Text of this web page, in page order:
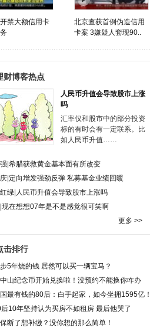
禁大额信用卡
北京查获首例伪造信用
卡案 3嫌疑人套现90..
财博客热点
人民币升值会导致股市上涨
吗
汇率仅和股市中的部分投资
标的有时会有一定联系。比
如人民币升值……
希腊获救黄金基本面有所改变
定向增发强劲反弹 私募基金业绩回暖
绿 人民币升值会导致股市上涨吗
现在想想07年是不是感觉很可笑啊
更多 >>
击排行
5年烧的钱 居然可以买一辆宝马？
山纪念币开始兑换啦！没预约不能换你咋办
最有钱的80后：白手起家，如今坐拥1595亿！
10年坚持认为买房不如租房 最后他哭了
断了想补缴？没你想的那么简单！